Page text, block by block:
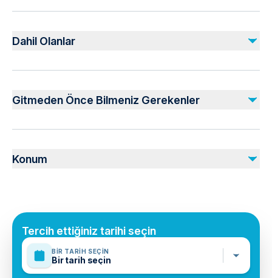
Dahil Olanlar
Dahil
Insurance
Dahil Değil
Drinks
Gitmeden Önce Bilmeniz Gerekenler
Wheelchair accessible
Infants are required to sit on an adult’s lap
All areas and surfaces are wheelchair accessible
Suitable for all physical fitness levels
Mobile or paper ticket accepted
Konum
Tercih ettiğiniz tarihi seçin
BIR TARIH SEÇIN
Bir tarih seçin